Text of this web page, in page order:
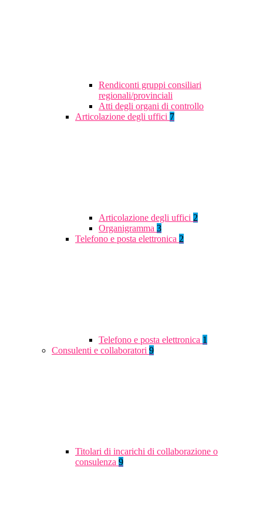
Rendiconti gruppi consiliari
regionali/provinciali
Atti degli organi di controllo
Articolazione degli uffici 7
Articolazione degli uffici 2
Organigramma 3
Telefono e posta elettronica 2
Telefono e posta elettronica 1
Consulenti e collaboratori 9
Titolari di incarichi di collaborazione o
consulenza 9